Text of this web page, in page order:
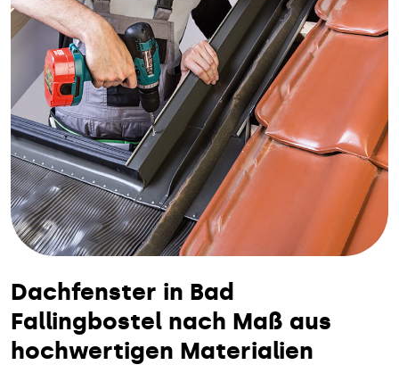
Dachfenster in Bad
Fallingbostel nach Maß aus
hochwertigen Materialien